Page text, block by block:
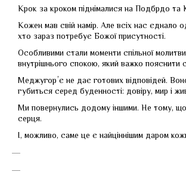
Крок за кроком піднімалися на Подбрдо та
Кожен мав свій намір. Але всіх нас єднало
хто зараз потребує Божої присутності.
Особливими стали моменти спільної
внутрішнього спокою, який важко пояснити
Меджугорʼє не дає готових відповідей.
губиться серед буденності: довіру, мир і
Ми повернулись додому іншими. Не тому,
серця.
І, можливо, саме це є найціннішим даром